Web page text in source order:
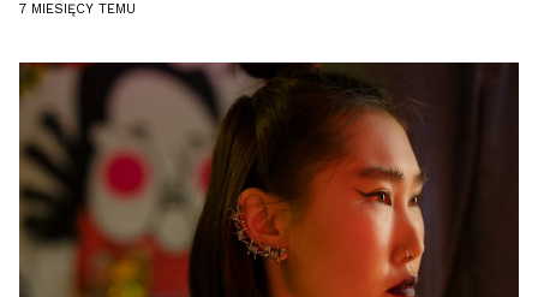
7 MIESIĘCY TEMU